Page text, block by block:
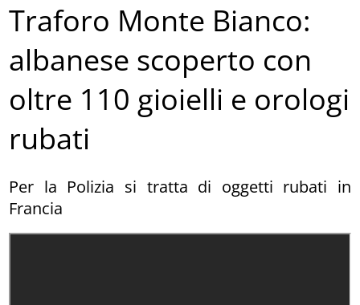
Traforo Monte Bianco:
albanese scoperto con
oltre 110 gioielli e orologi
rubati
Per la Polizia si tratta di oggetti rubati in
Francia